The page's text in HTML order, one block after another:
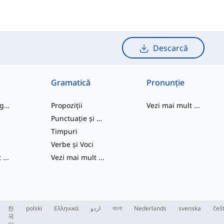
Descarcă
cuvinte de argou
...
Gramatică
Propoziții
Punctuație și Ortografie
Timpuri
Verbe și Voci
Vezi mai mult ...
Pronunție
Vezi mai mult ...
한
국
polski Ελληνικά اردو বাংলা Nederlands svenska